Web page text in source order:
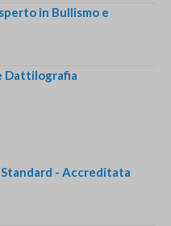
in Bullismo e
Dattilografia
Standard - Accreditata